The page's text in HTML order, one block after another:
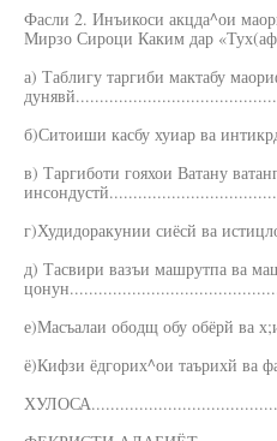
Фасли 2. Инъикоси акцда^ои
Мирзо Сироци Каким дар
а) Таблигу таргиби мактабу
б)Ситоиши касбу хуиар ва
в) Таргиботи гояхои Ватану
г)Худидоракунии сиёсй ва
д) Тасвири вазъи машрутпа ва
е)Масъалаи ободщ обу обёрй ва
ё)Кифзи ёдгорих^ои таърихй ва